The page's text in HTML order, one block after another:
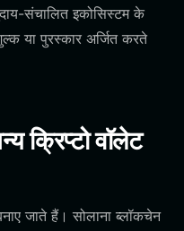
संचालित इकोसिस्टम के
या पुरस्कार अर्जित करते
क्रिप्टो वॉलेट
जाते हैं। सोलाना ब्लॉकचेन